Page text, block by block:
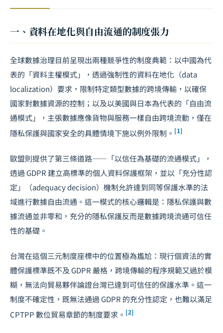
一、資料在地化與自由流通的制度張力
全球數據治理目前呈現出兩種競爭性的制度典範：以中國為代
表的「資料主權模式」，透過強制性的資料在地化（data
localization）要求，限制特定類型數據的跨境傳輸，以確保
國家對數據資源的控制；以及以美國與日本為代表的「自由流
通模式」，主張數據應像貨物與服務一樣自由跨境流動，僅在
隱私保護與國家安全的具體情境下施以例外限制。 [1]
歐盟則提供了第三條道路——「以信任為基礎的流通模式」，
透過 GDPR 建立高標準的個人資料保護框架，並以「充分性認
定」（adequacy decision）機制允許達到同等保護水準的法
域進行數據自由流通。這一模式的核心邏輯是：隱私保護與數
據流通並非零和，充分的隱私保護反而是數據跨境流通可信任
性的基礎。
台灣在這個三元制度座標中的位置極為尷尬：現行個資法的實
體保護標準既不及 GDPR 嚴格，跨境傳輸的程序規範又過於模
糊，無法向貿易夥伴論證台灣已達到可信任的保護水準。這一
制度不確定性，既無法通過 GDPR 的充分性認定，也難以滿足
CPTPP 數位貿易章節的制度要求。 [2]